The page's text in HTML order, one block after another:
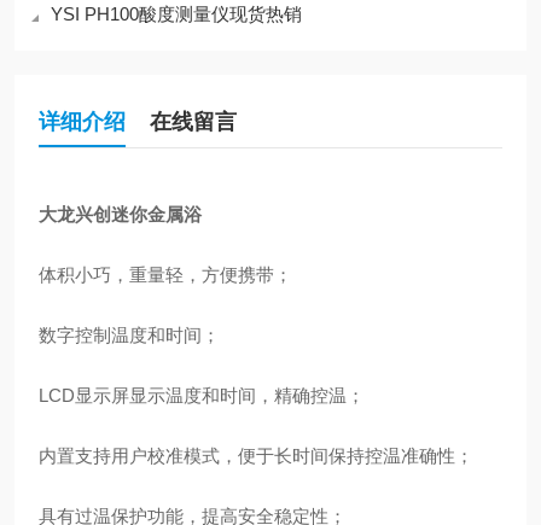
YSI PH100酸度测量仪现货热销
详细介绍 在线留言
大龙兴创迷你金属浴
体积小巧，重量轻，方便携带；
数字控制温度和时间；
LCD显示屏显示温度和时间，精确控温；
内置支持用户校准模式，便于长时间保持控温准确性；
具有过温保护功能，提高安全稳定性；